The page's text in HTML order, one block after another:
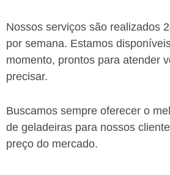
Nossos serviços são realizados
por semana. Estamos
momento, prontos para atender
precisar.
Buscamos sempre oferecer o
de geladeiras para nossos
preço do mercado.